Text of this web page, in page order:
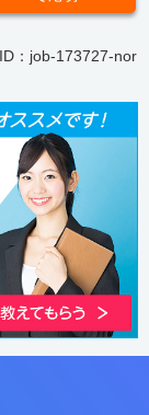
：job-173727-nor